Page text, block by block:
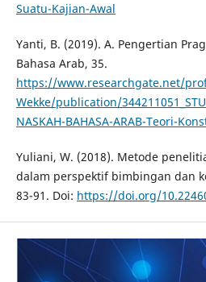
Suatu-Kajian-Awal
Yanti, B. (2019). A. Pengertian
Bahasa Arab, 35.
https://www.researchgate.net/
Wekke/publication/
NASKAH-BAHASA-ARAB-Teori-
Yuliani, W. (2018). Metode
dalam perspektif bimbingan dan
83-91. Doi: https://doi.org/